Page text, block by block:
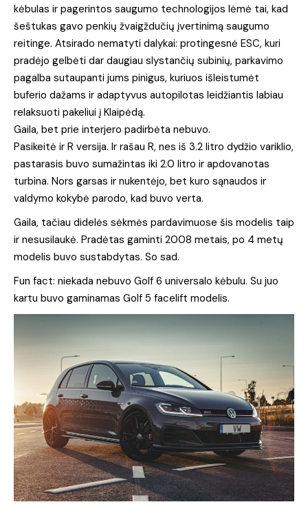
kėbulas ir pagerintos saugumo technologijos lėmė tai, kad
šeštukas gavo penkių žvaigždučių įvertinimą saugumo
reitinge. Atsirado nematyti dalykai: protingesnė ESC, kuri
pradėjo gelbėti dar daugiau slystančių subinių, parkavimo
pagalba sutaupanti jums pinigus, kuriuos išleistumėt
buferio dažams ir adaptyvus autopilotas leidžiantis labiau
relaksuoti pakeliui į Klaipėdą.
Gaila, bet prie interjero padirbėta nebuvo.
Pasikeitė ir R versija. Ir rašau R, nes iš 3.2 litro dydžio variklio,
pastarasis buvo sumažintas iki 2.0 litro ir apdovanotas
turbina. Nors garsas ir nukentėjo, bet kuro sąnaudos ir
valdymo kokybė parodo, kad buvo verta.
Gaila, tačiau didelės sėkmės pardavimuose šis modelis taip
ir nesusilaukė. Pradėtas gaminti 2008 metais, po 4 metų
modelis buvo sustabdytas. So sad.
Fun fact: niekada nebuvo Golf 6 universalo kėbulu. Su juo
kartu buvo gaminamas Golf 5 facelift modelis.